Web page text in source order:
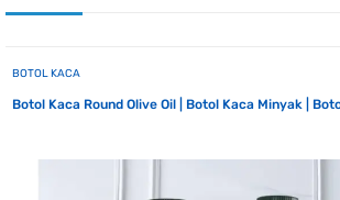
BOTOL KACA
Botol Kaca Round Olive Oil | Botol Kaca Minyak |